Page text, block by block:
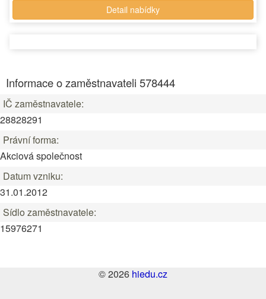
Detail nabídky
Informace o zaměstnavateli 578444
IČ zaměstnavatele:
28828291
Právní forma:
Akciová společnost
Datum vzniku:
31.01.2012
Sídlo zaměstnavatele:
15976271
© 2026 hiedu.cz